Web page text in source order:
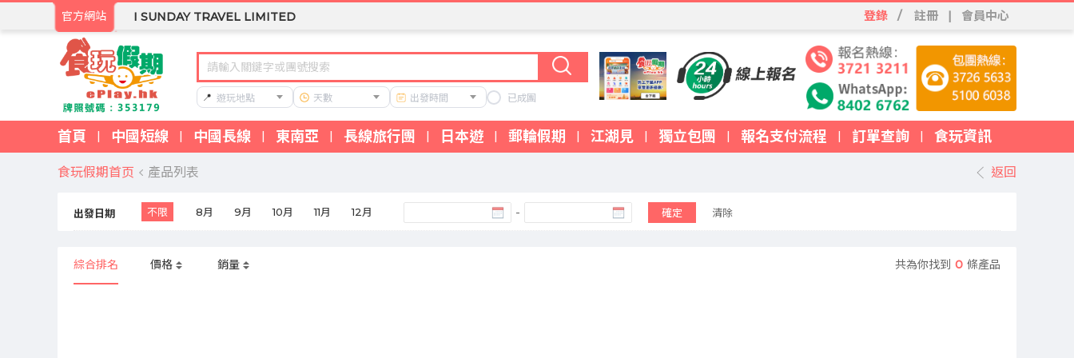
官方網站 I SUNDAY TRAVEL LIMITED 登錄 / 註冊 | 會員中心
📍 遊玩地點 天數 出發時間 已成團
首頁 | 中國短線 | 中國長線 | 東南亞 | 長線旅行團 | 日本遊 | 郵輪假期 | 江湖見 | 獨立包團 | 報名支付流程 | 訂單查詢 | 食玩資訊
食玩假期首页 產品列表 返回
出發日期 不限 8月 9月 10月 11月 12月 - 確定 清除
中國高鐵/火車 - 旅行團
關於食玩假期旅行團
綜合排名 價格 銷量 共為你找到 0 條產品